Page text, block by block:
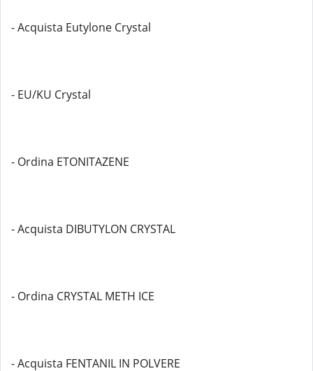
- Acquista Eutylone Crystal
- EU/KU Crystal
- Ordina ETONITAZENE
- Acquista DIBUTYLON CRYSTAL
- Ordina CRYSTAL METH ICE
- Acquista FENTANIL IN POLVERE